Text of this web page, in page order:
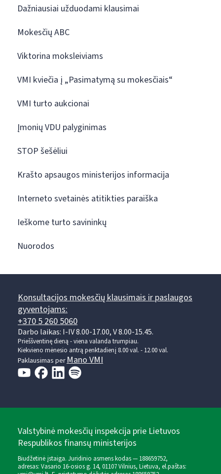
Dažniausiai užduodami klausimai
Mokesčių ABC
Viktorina moksleiviams
VMI kviečia į „Pasimatymą su mokesčiais“
VMI turto aukcionai
Įmonių VDU palyginimas
STOP šešėliui
Krašto apsaugos ministerijos informacija
Interneto svetainės atitikties paraiška
Ieškome turto savininkų
Nuorodos
Konsultacijos mokesčių klausimais ir paslaugos
gyventojams:
+370 5 260 5060
Darbo laikas: I-IV 8.00-17.00, V 8.00-15.45.
Prieššventinę dieną - viena valanda trumpiau.
Kiekvieno mėnesio antrą penktadienį 8.00 val. - 12.00 val.
Paklausimas perMano VMI
Valstybinė mokesčių inspekcija prie Lietuvos
Respublikos finansų ministerijos
Biudžetinė įstaiga. Juridinio asmens kodas — 188659752,
adresas: Vasario 16-osios g. 14, 01107 Vilnius, Lietuva, el.paštas: